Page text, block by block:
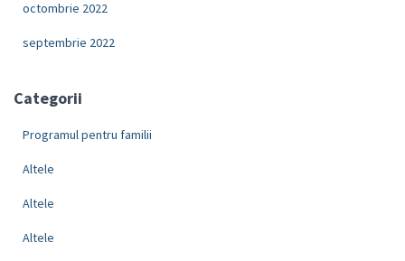
octombrie 2022
septembrie 2022
Categorii
Programul pentru familii
Altele
Altele
Altele